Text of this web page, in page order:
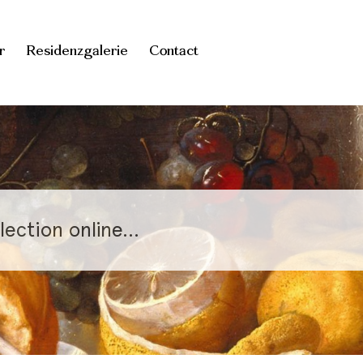
Residenzgalerie Contact